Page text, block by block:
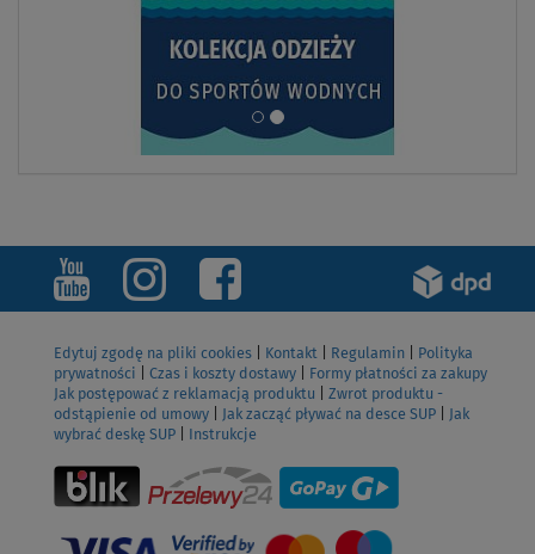
Edytuj zgodę na pliki cookies Kontakt Regulamin
Polityka
prywatności
Czas i koszty dostawy
Formy płatności za zakupy
Jak postępować z reklamacją produktu
Zwrot produktu -
odstąpienie od umowy
Jak zacząć pływać na desce SUP
Jak
wybrać deskę SUP
Instrukcje